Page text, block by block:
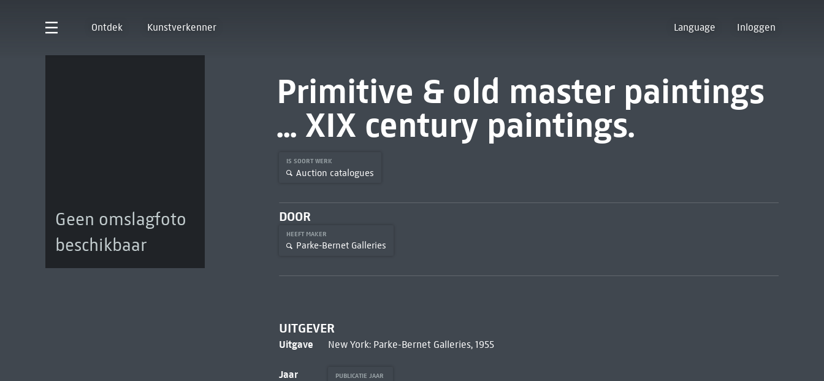
Ontdek Kunstverkenner Language Inloggen
Geen omslagfoto
beschikbaar
Primitive & old master paintings
... XIX century paintings.
IS SOORT WERK
Auction catalogues
DOOR
HEEFT MAKER
Parke-Bernet Galleries
UITGEVER
Uitgave New York: Parke-Bernet Galleries, 1955
Jaar PUBLICATIE JAAR